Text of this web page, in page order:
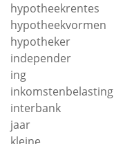
hypotheekrentes
hypotheekvormen
hypotheker
independer
ing
inkomstenbelasting
interbank
jaar